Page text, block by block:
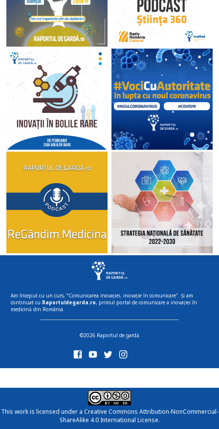
Am început cu un curs, “Comunicarea inovației, inovație în comunicare”. Și am
continuat cu Raportuldegarda.ro, primul portal de comunicare a inovației în
medicină din România.
©2026 Raportul de gardă
This work is licensed under a Creative Commons Attribution-NonCommercial-
ShareAlike 4.0 International License.